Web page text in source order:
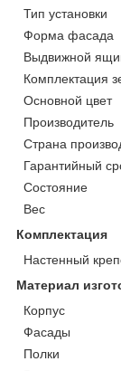
Тип установки
Форма фасада
Выдвижной
Комплектация
Основной цвет
Производитель
Страна
Гарантийный
Состояние
Вес
Комплектация
Настенный
Материал
Корпус
Фасады
Полки